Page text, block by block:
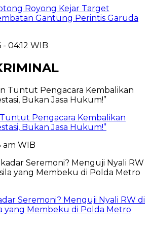
Royong Kejar Target
Gantung Perintis Garuda
- 04:12 WIB
Pengacara Kembalikan
Bukan Jasa Hukum!”
am WIB
Seremoni? Menguji Nyali RW di
yang Membeku di Polda Metro